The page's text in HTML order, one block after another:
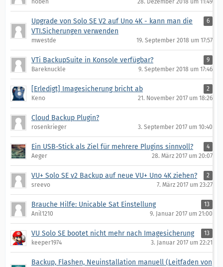
noben
28. Dezember 2018 um 11:49
Upgrade von Solo SE V2 auf Uno 4K - kann man die
VTI.Sicherungen verwenden
6
mwestde 19. September 2018 um 17:57
VTi BackupSuite in Konsole verfügbar?
9
Bareknuckle
9. September 2018 um 17:46
[Erledigt] Imagesicherung bricht ab
2
Keno
21. November 2017 um 18:26
Cloud Backup Plugin?
rosenkrieger 3. September 2017 um 10:40
Ein USB-Stick als Ziel für mehrere Plugins sinnvoll?
4
Aeger
28. März 2017 um 20:07
VU+ Solo SE v2 Backup auf neue VU+ Uno 4K ziehen?
2
sreevo
7. März 2017 um 23:27
Brauche Hilfe: Unicable Sat Einstellung
13
Anil1210
9. Januar 2017 um 21:00
VU Solo SE bootet nicht mehr nach Imagesicherung
13
keeper1974
3. Januar 2017 um 22:21
Backup, Flashen, Neuinstallation manuell (Leitfaden von